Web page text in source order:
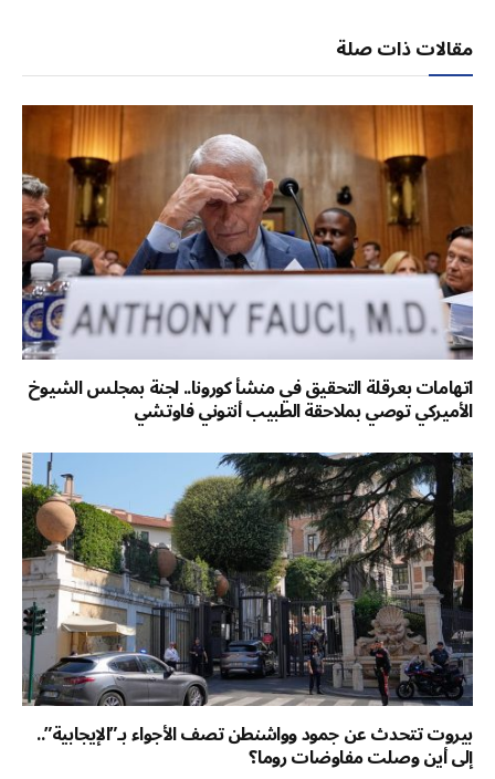
مقالات ذات صلة
اتهامات بعرقلة التحقيق في منشأ كورونا.. لجنة بمجلس الشيوخ
الأميركي توصي بملاحقة الطبيب أنتوني فاوتشي
بيروت تتحدث عن جمود وواشنطن تصف الأجواء بـ”الإيجابية”..
إلى أين وصلت مفاوضات روما؟